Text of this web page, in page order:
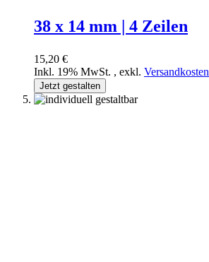
38 x 14 mm | 4 Zeilen
15,20 €
Inkl. 19% MwSt. , exkl. Versandkosten
Jetzt gestalten